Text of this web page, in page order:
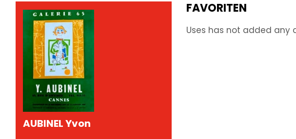
AUBINEL Yvon
FAVORITEN
Uses has not added any